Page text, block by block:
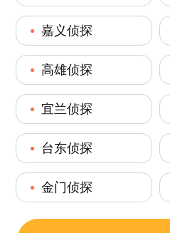
嘉义侦探
高雄侦探
宜兰侦探
台东侦探
金门侦探